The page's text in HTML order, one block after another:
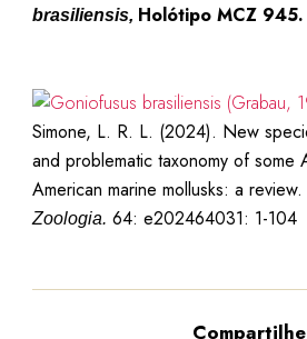
brasiliensis, Holótipo MCZ 945.
Simone, L. R. L. (2024). New
and problematic taxonomy of some
American marine mollusks: a review.
Zoologia. 64: e202464031: 1-104
Compartilhe